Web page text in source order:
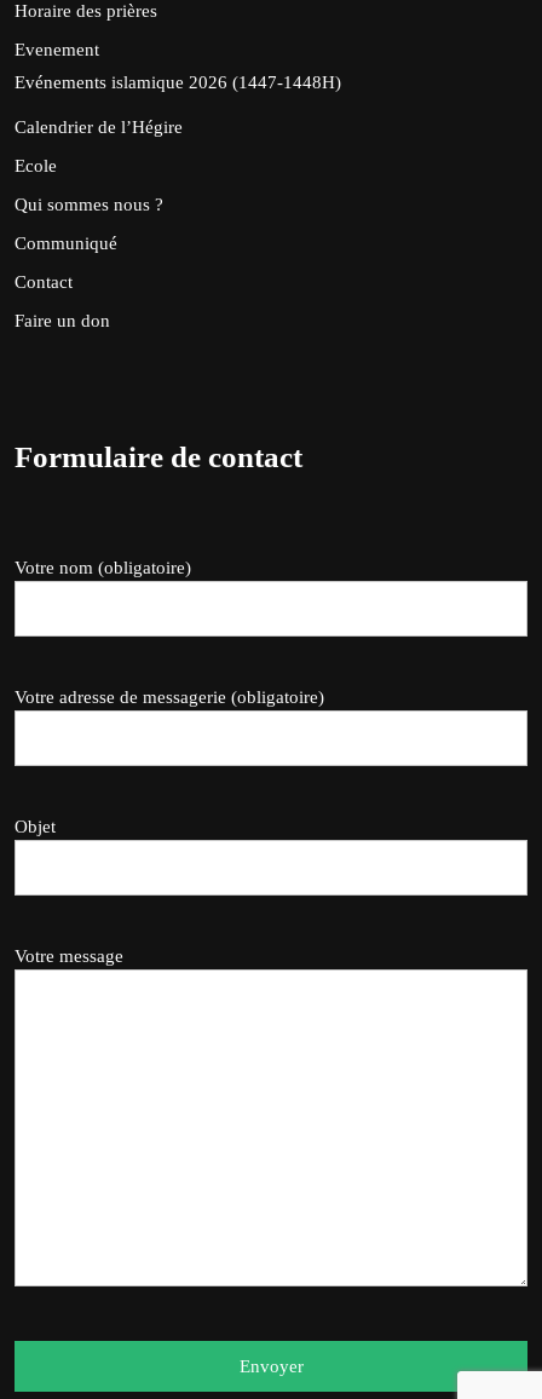
Horaire des prières
Evenement
Evénements islamique 2026 (1447-1448H)
Calendrier de l’Hégire
Ecole
Qui sommes nous ?
Communiqué
Contact
Faire un don
Formulaire de contact
Votre nom (obligatoire)
Votre adresse de messagerie (obligatoire)
Objet
Votre message